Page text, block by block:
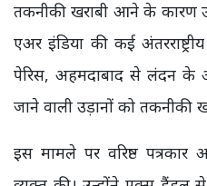
तकनीकी खराबी आने के कारण
एअर इंडिया की कई
पेरिस, अहमदाबाद से लंदन के
जाने वाली उड़ानों को तकनीकी
इस मामले पर वरिष्ठ